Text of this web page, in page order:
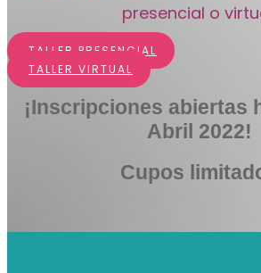
presencial o
TALLER PRESENCIAL
TALLER VIRTUAL
¡Inscripciones abiertas
Abril 2022!
Cupos